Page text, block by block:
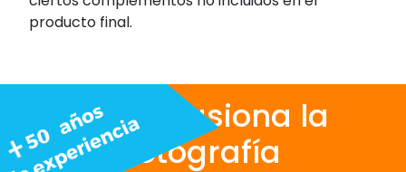
producto final.
Nos apasiona la
fotografía